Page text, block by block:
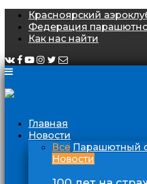
Красноярский
Федерация
Как нас найти
Главная
Новости
Все Парашютный
Новости